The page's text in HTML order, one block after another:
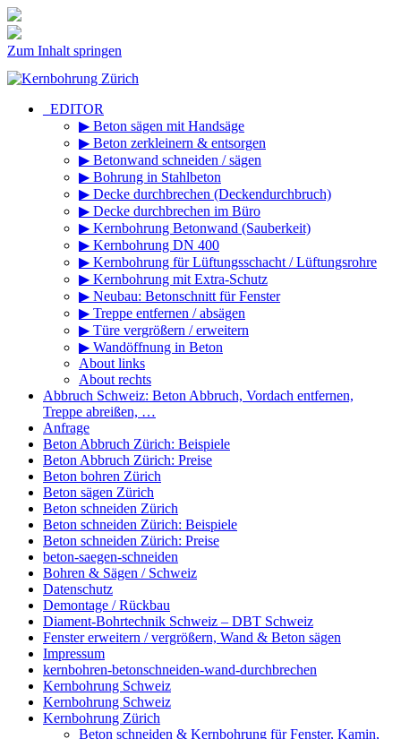
Zum Inhalt springen
_EDITOR
▶ Beton sägen mit Handsäge
▶ Beton zerkleinern & entsorgen
▶ Betonwand schneiden / sägen
▶ Bohrung in Stahlbeton
▶ Decke durchbrechen (Deckendurchbruch)
▶ Decke durchbrechen im Büro
▶ Kernbohrung Betonwand (Sauberkeit)
▶ Kernbohrung DN 400
▶ Kernbohrung für Lüftungsschacht / Lüftungsrohre
▶ Kernbohrung mit Extra-Schutz
▶ Neubau: Betonschnitt für Fenster
▶ Treppe entfernen / absägen
▶ Türe vergrößern / erweitern
▶ Wandöffnung in Beton
About links
About rechts
Abbruch Schweiz: Beton Abbruch, Vordach entfernen,
Treppe abreißen, …
Anfrage
Beton Abbruch Zürich: Beispiele
Beton Abbruch Zürich: Preise
Beton bohren Zürich
Beton sägen Zürich
Beton schneiden Zürich
Beton schneiden Zürich: Beispiele
Beton schneiden Zürich: Preise
beton-saegen-schneiden
Bohren & Sägen / Schweiz
Datenschutz
Demontage / Rückbau
Diament-Bohrtechnik Schweiz – DBT Schweiz
Fenster erweitern / vergrößern, Wand & Beton sägen
Impressum
kernbohren-betonschneiden-wand-durchbrechen
Kernbohrung Schweiz
Kernbohrung Schweiz
Kernbohrung Zürich
Beton schneiden & Kernbohrung für Fenster, Kamin,